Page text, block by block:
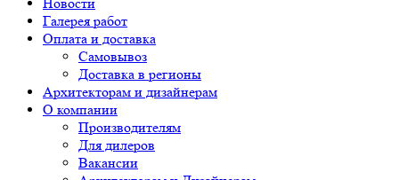
Галерея работ
Оплата и доставка
Самовывоз
Доставка в регионы
Архитекторам и дизайнерам
О компании
Производителям
Для дилеров
Вакансии